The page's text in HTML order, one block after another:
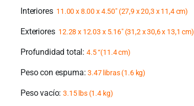
Interiores 11.00 x 8.00 x 4.50″ (27,9 x 20,3 x 11,4 cm)
Exteriores 12.28 x 12.03 x 5.16″ (31,2 x 30,6 x 13,1 cm)
Profundidad total: 4.5 “(11.4 cm)
Peso con espuma:3.47 libras (1.6 kg)
Peso vacío:3.15 lbs (1.4 kg)